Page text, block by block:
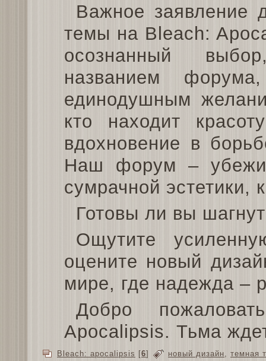
Важное заявление
темы на Bleach:
осознанный
названием
единодушным
кто находит
вдохновение в
Наш форум –
сумрачной эстетики,
Готовы ли вы
Ощутите
оцените новый
мире, где надежда –
Добро
Apocalipsis. Тьма
Bleach: apocalipsis [6] новый дизайн темная